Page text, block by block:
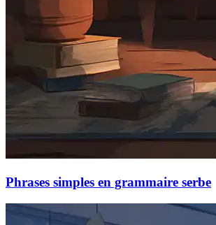
Phrases simples en grammaire serbe